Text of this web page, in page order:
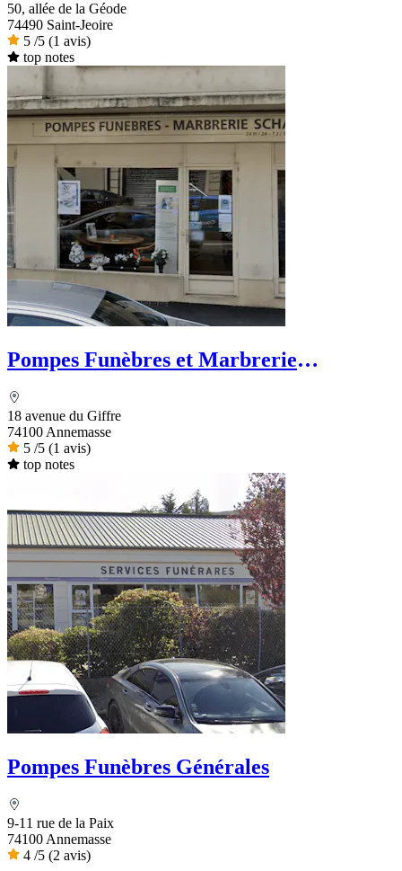
50, allée de la Géode
74490 Saint-Jeoire
5 /5 (1 avis)
top notes
Pompes Funèbres et Marbrerie
18 avenue du Giffre
74100 Annemasse
5 /5 (1 avis)
top notes
Pompes Funèbres Générales
9-11 rue de la Paix
74100 Annemasse
4 /5 (2 avis)